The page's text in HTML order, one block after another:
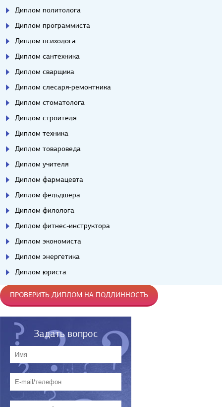
Диплом политолога
Диплом программиста
Диплом психолога
Диплом сантехника
Диплом сварщика
Диплом слесаря-ремонтника
Диплом стоматолога
Диплом строителя
Диплом техника
Диплом товароведа
Диплом учителя
Диплом фармацевта
Диплом фельдшера
Диплом филолога
Диплом фитнес-инструктора
Диплом экономиста
Диплом энергетика
Диплом юриста
ПРОВЕРИТЬ ДИПЛОМ НА ПОДЛИННОСТЬ
Задать вопрос